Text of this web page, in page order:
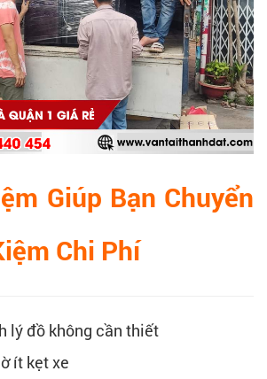
Giúp Bạn Chuyển
Chi Phí
lý đồ không cần thiết
ít kẹt xe